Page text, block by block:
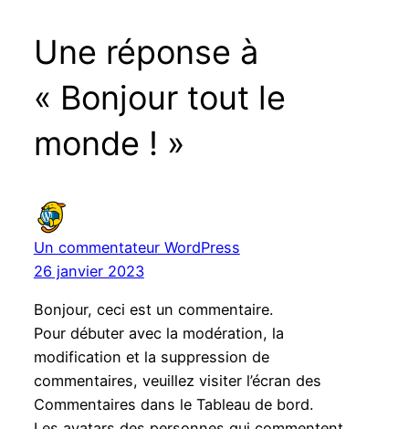
Une réponse à
« Bonjour tout le
monde ! »
Un commentateur WordPress
26 janvier 2023
Bonjour, ceci est un commentaire.
Pour débuter avec la modération, la
modification et la suppression de
commentaires, veuillez visiter l’écran des
Commentaires dans le Tableau de bord.